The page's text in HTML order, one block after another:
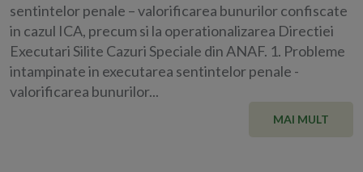
sentintelor penale – valorificarea bunurilor confiscate
in cazul ICA, precum si la operationalizarea Directiei
Executari Silite Cazuri Speciale din ANAF. 1. Probleme
intampinate in executarea sentintelor penale -
valorificarea bunurilor...
MAI MULT